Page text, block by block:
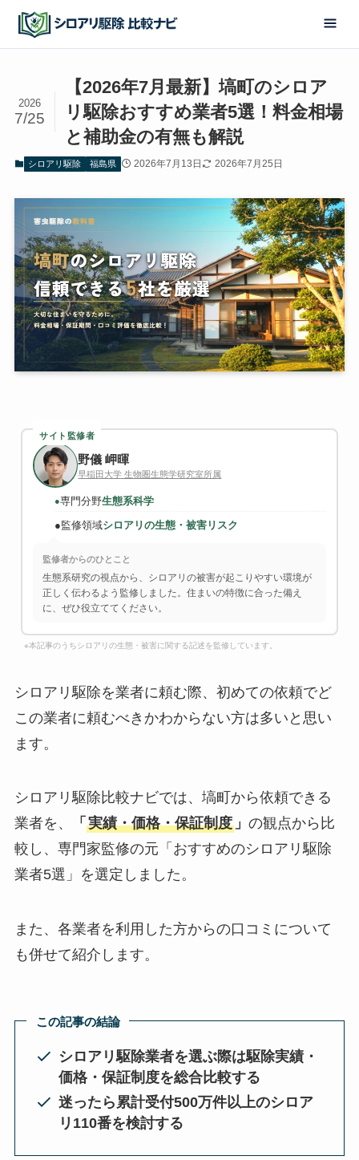
【2026年7月最新】塙町のシロア
リ駆除おすすめ業者5選！料金相場
と補助金の有無も解説
2026
7/25
シロアリ駆除 福島県 2026年7月13日 2026年7月25日
サイト監修者
野儀 岬暉
早稲田大学 生物圏生態学研究室所属
●専門分野生態系科学
●監修領域シロアリの生態・被害リスク
監修者からのひとこと
生態系研究の視点から、シロアリの被害が起こりやすい環境が
正しく伝わるよう監修しました。住まいの特徴に合った備え
に、ぜひ役立ててください。
※本記事のうちシロアリの生態・被害に関する記述を監修しています。
シロアリ駆除を業者に頼む際、初めての依頼でど
この業者に頼むべきかわからない方は多いと思い
ます。
シロアリ駆除比較ナビでは、塙町から依頼できる
業者を、
「 実績・価格・保証制度」 の観点から比
較し、専門家監修の元「おすすめのシロアリ駆除
業者5選」を選定しました。
また、各業者を利用した方からの口コミについて
も併せて紹介します。
この記事の結論
シロアリ駆除業者を選ぶ際は駆除実績・
価格・保証制度を総合比較する
迷ったら累計受付500万件以上のシロア
リ110番を検討する